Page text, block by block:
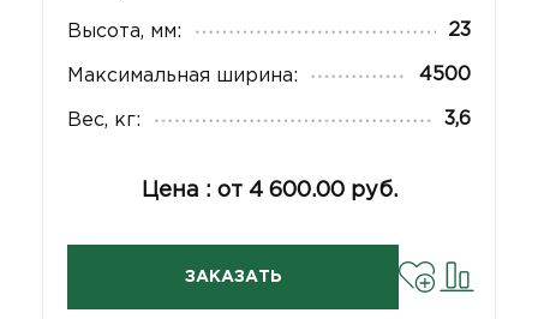
Высота, мм: 23
Максимальная ширина: 4500
Вес, кг: 3,6
Цена : от 4 600.00 руб.
ЗАКАЗАТЬ